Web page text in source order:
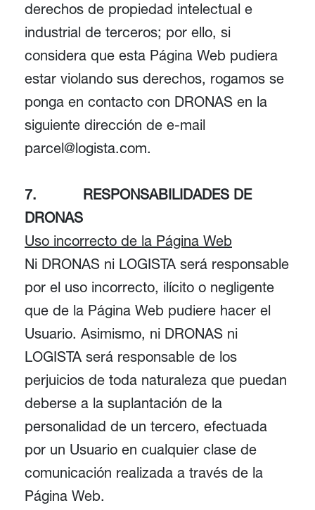
derechos de propiedad intelectual e
industrial de terceros; por ello, si
considera que esta Página Web pudiera
estar violando sus derechos, rogamos se
ponga en contacto con DRONAS en la
siguiente dirección de e-mail
parcel@logista.com.
7. RESPONSABILIDADES DE
DRONAS
Uso incorrecto de la Página Web
Ni DRONAS ni LOGISTA será responsable
por el uso incorrecto, ilícito o negligente
que de la Página Web pudiere hacer el
Usuario. Asimismo, ni DRONAS ni
LOGISTA será responsable de los
perjuicios de toda naturaleza que puedan
deberse a la suplantación de la
personalidad de un tercero, efectuada
por un Usuario en cualquier clase de
comunicación realizada a través de la
Página Web.